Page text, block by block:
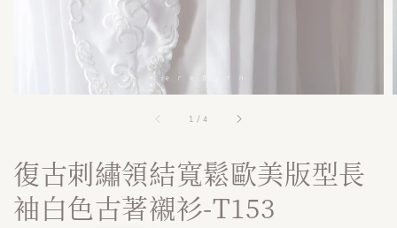
1 /4
復古刺繡領結寬鬆歐美版型長
袖白色古著襯衫-T153